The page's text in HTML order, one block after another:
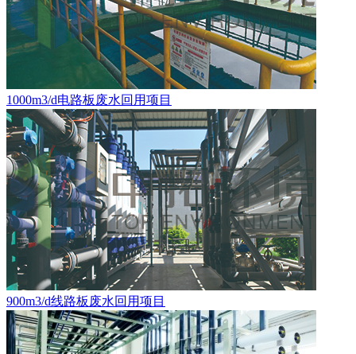
1000m3/d电路板废水回用项目
900m3/d线路板废水回用项目